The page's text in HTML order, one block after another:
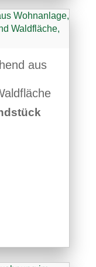
aus